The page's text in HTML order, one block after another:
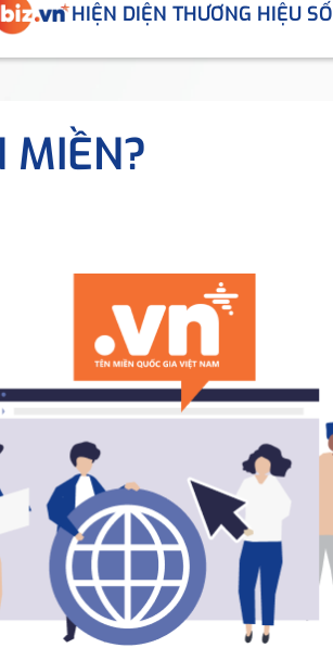
HIỆN DIỆN THƯƠNG HIỆU SỐ
MIỀN?